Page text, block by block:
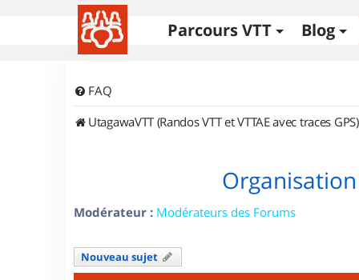
Parcours VTT Blog
FAQ
UtagawaVTT (Randos VTT et VTTAE avec traces GPS)
Modérateur : Modérateurs des Forums
Nouveau sujet